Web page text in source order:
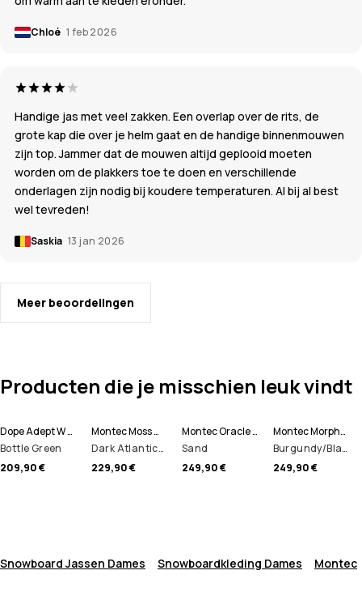
Chloé 1 feb 2026
Handige jas met veel zakken. Een overlap over de rits, de
grote kap die over je helm gaat en de handige binnenmouwen
zijn top. Jammer dat de mouwen altijd geplooid moeten
worden om de plakkers toe te doen en verschillende
onderlagen zijn nodig bij koudere temperaturen. Al bij al best
wel tevreden!
Saskia 13 jan 2026
Meer beoordelingen
Producten die je misschien leuk vindt
Dope Adept W Snowboard jas Dames
Bottle Green
209,90 €
Montec Moss W Snowboard jas Dames
Dark Atlantic/Black
229,90 €
Montec Oracle W Snowboard jas Dames
Sand
249,90 €
Montec Morpheus W Snowboard jas Dames
Burgundy/Black/Light Grey
249,90 €
Snowboard Jassen Dames Snowboardkleding Dames Montec